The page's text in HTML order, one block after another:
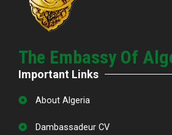
The Embassy Of
Important Links
About Algeria
Dambassadeur CV